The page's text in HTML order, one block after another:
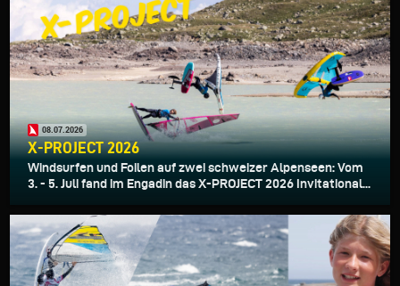
08.07.2026
X-PROJECT 2026
Windsurfen und Foilen auf zwei schweizer Alpenseen: Vom
3. - 5. Juli fand im Engadin das X-PROJECT 2026 Invitational...